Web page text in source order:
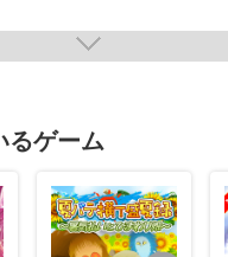
るゲーム